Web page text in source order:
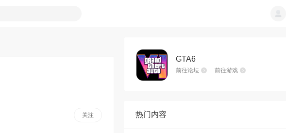
关注
GTA6
前往论坛 前往游戏
热门内容